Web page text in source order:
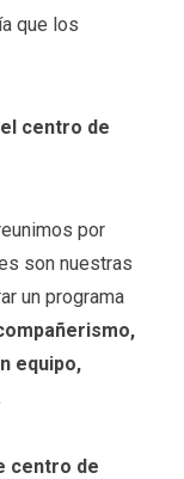
que los
centro de
por
son nuestras
un programa
equipo,
centro de